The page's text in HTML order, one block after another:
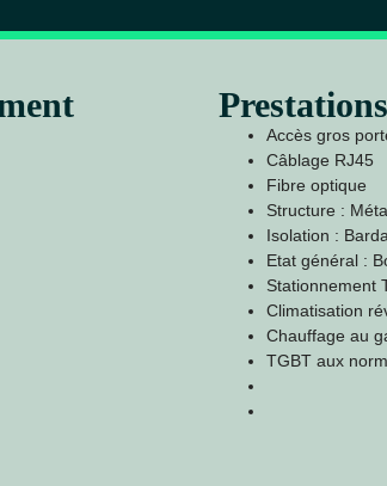
Prestations
Accès gros
Câblage RJ45
Fibre optique
Structure :
Isolation :
Etat général :
Stationnement
Climatisation
Chauffage au
TGBT aux